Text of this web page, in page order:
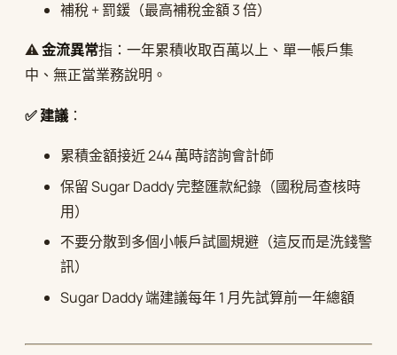
補稅 + 罰鍰（最高補稅金額 3 倍）
⚠️金流異常指：一年累積收取百萬以上、單一帳戶集
中、無正當業務說明。
✅ 建議 ：
累積金額接近 244 萬時諮詢會計師
保留 Sugar Daddy 完整匯款紀錄（國稅局查核時
用）
不要分散到多個小帳戶試圖規避（這反而是洗錢警
訊）
Sugar Daddy 端建議每年 1 月先試算前一年總額